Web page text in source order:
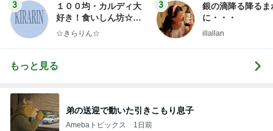
3
１００均・カルディ大
好き！食いしん坊☆き
らりん☆のブログ
☆きらりん☆
3
銀の滴降る降るま
に・・・
illallan
もっと見る
弟の送迎で動いた引きこもり息子
Amebaトピックス 1日前